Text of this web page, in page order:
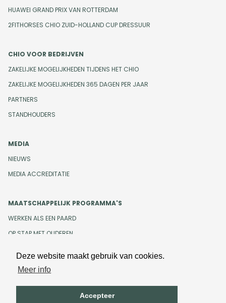
Deze website maakt gebruik van cookies.
Meer info
Accepteer
HUAWEI GRAND PRIX VAN ROTTERDAM
2FITHORSES CHIO ZUID-HOLLAND CUP DRESSUUR
CHIO VOOR BEDRIJVEN
ZAKELIJKE MOGELIJKHEDEN TIJDENS HET CHIO
ZAKELIJKE MOGELIJKHEDEN 365 DAGEN PER JAAR
PARTNERS
STANDHOUDERS
MEDIA
NIEUWS
MEDIA ACCREDITATIE
MAATSCHAPPELIJK PROGRAMMA'S
WERKEN ALS EEN PAARD
OP STAP MET OUDEREN
Design en development door